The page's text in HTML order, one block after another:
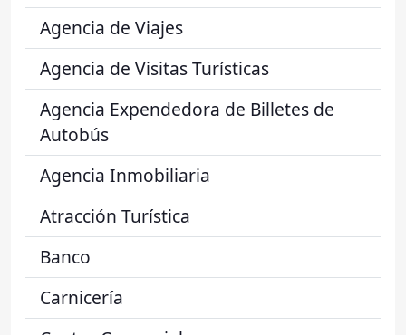
Agencia de Viajes
Agencia de Visitas Turísticas
Agencia Expendedora de Billetes de
Autobús
Agencia Inmobiliaria
Atracción Turística
Banco
Carnicería